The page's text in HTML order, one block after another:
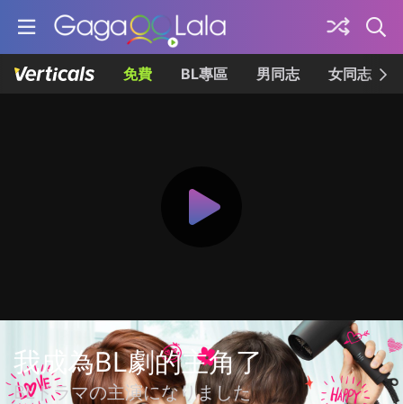
免費 BL專區 男同志 女同志
我成為BL劇的主角了
BLドラマの主演になりました